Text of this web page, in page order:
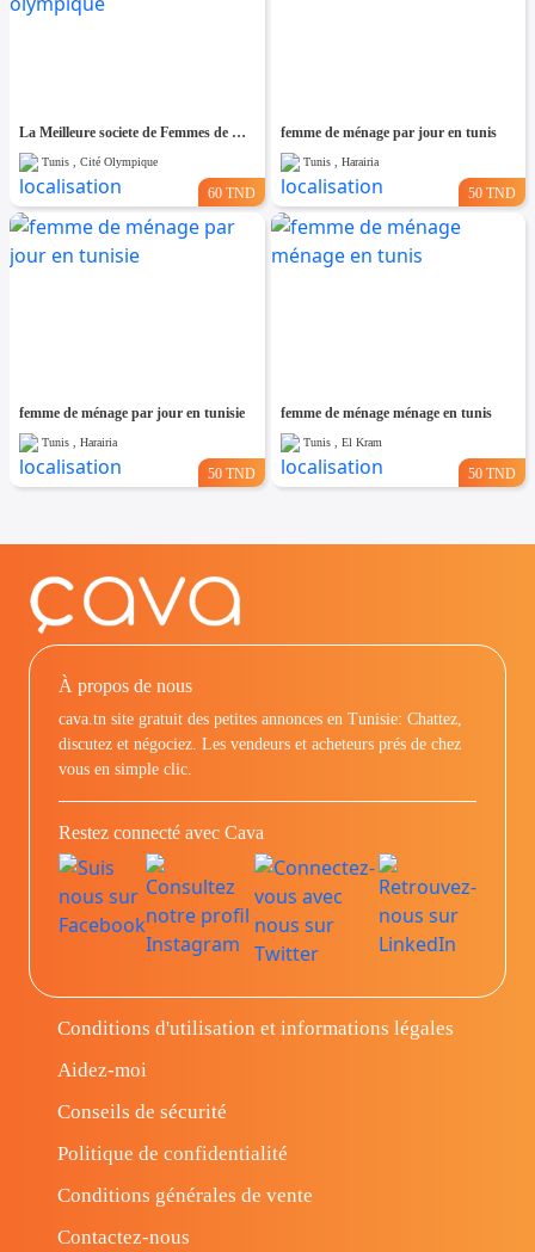
La Meilleure societe de Femmes de Ménage A cité olympique
Tunis , Cité Olympique
60 TND
femme de ménage par jour en tunis
Tunis , Harairia
50 TND
femme de ménage par jour en tunisie
Tunis , Harairia
50 TND
femme de ménage ménage en tunis
Tunis , El Kram
50 TND
À propos de nous
cava.tn site gratuit des petites annonces en Tunisie: Chattez,
discutez et négociez. Les vendeurs et acheteurs prés de chez
vous en simple clic.
Restez connecté avec Cava
Conditions d'utilisation et informations légales
Aidez-moi
Conseils de sécurité
Politique de confidentialité
Conditions générales de vente
Contactez-nous